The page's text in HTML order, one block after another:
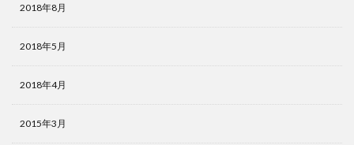
2018年8月
2018年5月
2018年4月
2015年3月